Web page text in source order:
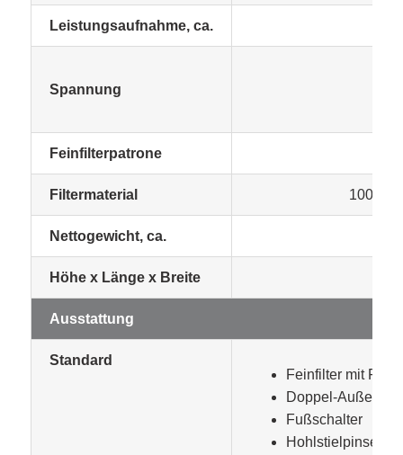
Leistungsaufnahme, ca.
Spannung
Feinfilterpatrone
Filtermaterial 100 %
Nettogewicht, ca.
Höhe x Länge x Breite
Ausstattung
Standard
Feinfilter mit
Doppel-
Fußschalter
Hohlstielpinsel